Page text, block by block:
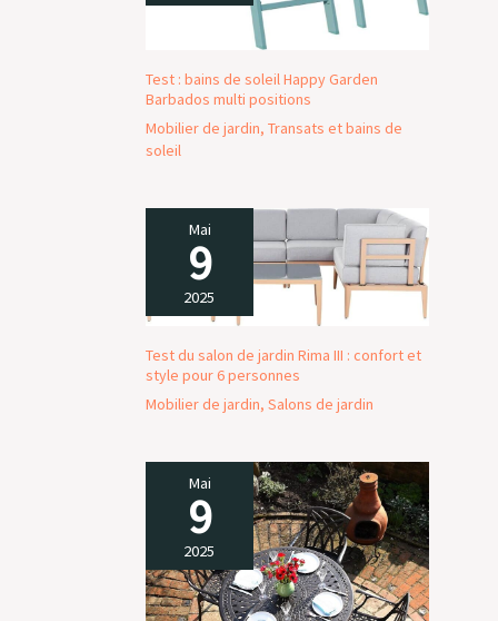
Test : bains de soleil Happy Garden
Barbados multi positions
Mobilier de jardin, Transats et bains de
soleil
Mai
9
2025
Test du salon de jardin Rima III : confort et
style pour 6 personnes
Mobilier de jardin, Salons de jardin
Mai
9
2025